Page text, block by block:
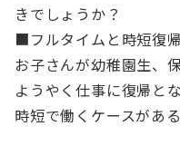
きでしょうか？
■フルタイムと時短復
お子さんが幼稚園生、
ようやく仕事に復帰と
時短で働くケースがあ